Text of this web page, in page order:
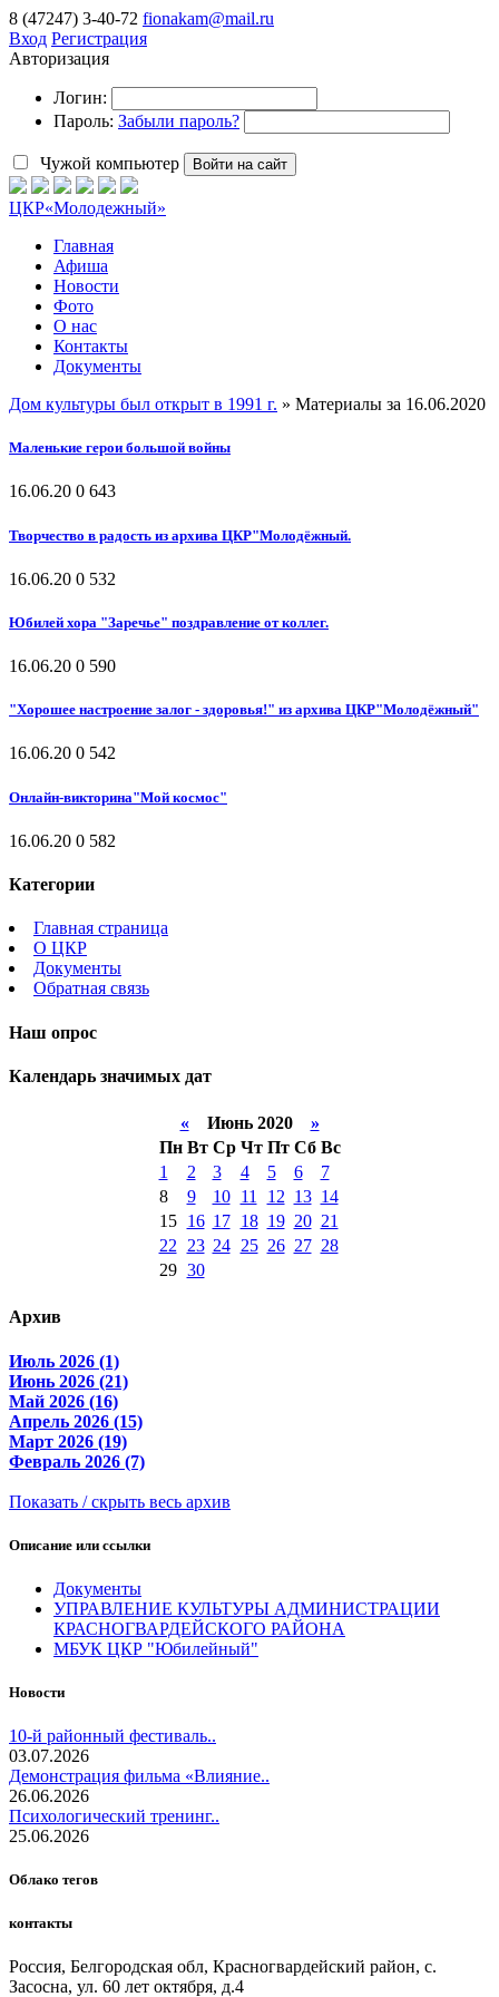
8 (47247) 3-40-72 fionakam@mail.ru
Вход Регистрация
Авторизация
Логин:
Пароль: Забыли пароль?
Чужой компьютер Войти на сайт
ЦКР«Молодежный»
Главная
Афиша
Новости
Фото
О нас
Контакты
Документы
Дом культуры был открыт в 1991 г. » Материалы за 16.06.2020
Маленькие герои большой войны
16.06.20 0 643
Творчество в радость из архива ЦКР"Молодёжный.
16.06.20 0 532
Юбилей хора "Заречье" поздравление от коллег.
16.06.20 0 590
"Хорошее настроение залог - здоровья!" из архива ЦКР"Молодёжный"
16.06.20 0 542
Онлайн-викторина"Мой космос"
16.06.20 0 582
Категории
Главная страница
О ЦКР
Документы
Обратная связь
Наш опрос
Календарь значимых дат
«Июнь 2020 »
Пн Вт Ср Чт Пт Сб Вс
1
2 3 4 5 6
7
8
9 10 11 12 13 14
15
16 17 18 19 20 21
22
23 24 25 26 27 28
29 30
Архив
Июль 2026 (1)
Июнь 2026 (21)
Май 2026 (16)
Апрель 2026 (15)
Март 2026 (19)
Февраль 2026 (7)
Показать / скрыть весь архив
Описание или ссылки
Документы
УПРАВЛЕНИЕ КУЛЬТУРЫ АДМИНИСТРАЦИИ
КРАСНОГВАРДЕЙСКОГО РАЙОНА
МБУК ЦКР "Юбилейный"
Новости
10-й районный фестиваль..
03.07.2026
Демонстрация фильма «Влияние..
26.06.2026
Психологический тренинг..
25.06.2026
Облако тегов
контакты
Россия, Белгородская обл, Красногвардейский район, с.
Засосна, ул. 60 лет октября, д.4